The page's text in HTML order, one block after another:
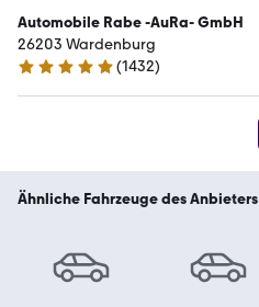
Automobile Rabe -AuRa- GmbH
26203 Wardenburg
4.9 Sterne
(1432)
Ähnliche Fahrzeuge des Anbieters